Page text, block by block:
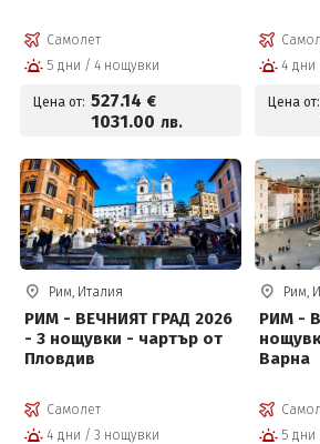
Самолет
5 дни / 4 нощувки
Цена от: 527.14 €
1031.00 лв.
Цена от:
Рим, Италия
РИМ - ВЕЧНИЯТ ГРАД 2026
- 3 нощувки - чартър от
Пловдив
Самолет
4 дни / 3 нощувки
Рим,
РИМ -
Варна